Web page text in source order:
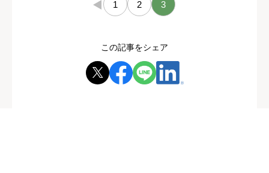
← 1 2 3
この記事をシェア